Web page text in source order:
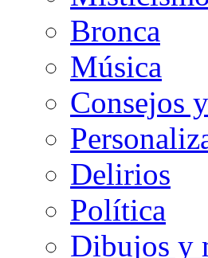
Bronca
Música
Consejos
Delirios
Política
Dibujos y